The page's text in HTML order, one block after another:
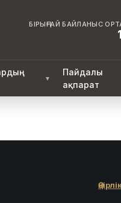
БІРЫҢҒАЙ БАЙЛАНЫС
▼
Пайдалы
ақпарат